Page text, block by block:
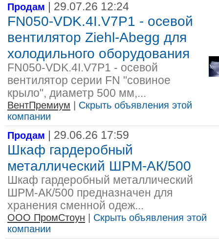
Продам
| 29.07.26 12:24
FN050-VDK.4I.V7P1 - осевой
вентилятор Ziehl-Abegg для
холодильного оборудования
FN050-VDK.4I.V7P1 - осевой
вентилятор серии FN "совиное
крыло", диаметр 500 мм,...
ВентПремиум
Скрыть объявления этой
компании
Продам
| 29.06.26 17:59
Шкаф гардеробный
металлический ШРМ-АК/500
Шкаф гардеробный металлический
ШРМ-АК/500 предназначен для
хранения сменной одеж...
ООО ПромСтоун
Скрыть объявления этой
компании